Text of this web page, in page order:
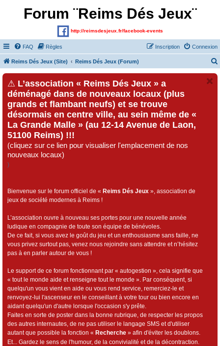
Forum ¨Reims Dés Jeux¨
http://reimsdesjeux.fr/facebook-events
FAQ Règles Connexion
Inscription
Reims Dés Jeux (Site) Reims Dés Jeux (Forum)
⚠ L’association « Reims Dés Jeux » a
déménagé dans de nouveaux locaux (plus
grands et flambant neufs) et se trouve
désormais en centre ville, au sein même de «
La Grande Malle » (au 12-14 Avenue de Laon,
51100 Reims) !!!
(cliquez sur ce lien pour visualiser l'emplacement de nos
nouveaux locaux)
)
Bienvenue sur le forum officiel de « Reims Dés Jeux », association de
jeux de société modernes à Reims !
L’association ouvre à nouveau ses portes pour une nouvelle année
ludique en compagnie de toute son équipe de bénévoles.
De ce fait, si vous avez le goût du jeu et un enthousiasme sans faille, ne
vous privez surtout pas, venez nous rejoindre sans attendre et n’hésitez
pas à en parler autour de vous !
Le support de ce forum fonctionnant par « autogestion », cela signifie que
« tout le monde aide et renseigne tout le monde ». Par conséquent, si
quelqu'un vous vient en aide ou vous rend service, remerciez-le et
renvoyez-lui l'ascenseur en le conseillant à votre tour ou bien encore en
aidant quelqu'un d'autre lorsque l'occasion s'y prête.
Faites en sorte de poster dans la bonne rubrique, de respecter les propos
des autres internautes, de ne pas utiliser le langage SMS et d'utiliser
autant que possible la fonction « Recherche » afin d'éviter les doublons.
Et... Gardez le sens de l'humour, de la convivialité et de la décontraction.